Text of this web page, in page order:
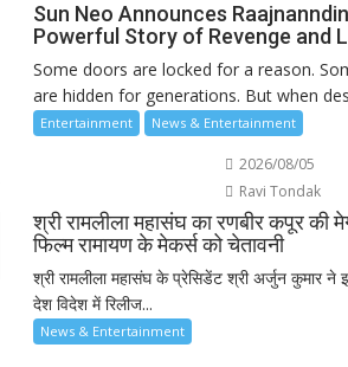
Sun Neo Announces
Powerful Story of Revenge and
Some doors are locked for a reason.
are hidden for generations. But when
Entertainment News & Entertainment
2026/08/05
Ravi Tondak
श्री रामलीला महासंघ का रणबीर कपूर की
फिल्म रामायण के मेकर्स को चेतावनी
श्री रामलीला महासंघ के प्रेसिडेंट श्री अर्जुन कुमार ने
देश विदेश में रिलीज...
News & Entertainment